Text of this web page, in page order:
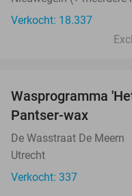
Verkocht: 18.337
Wasprogramma
Pantser-wax
De Wasstraat De Meern
Utrecht
Verkocht: 337